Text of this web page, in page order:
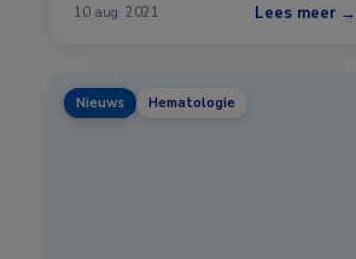
10 aug. 2021 Lees meer →
Nieuws Hematologie